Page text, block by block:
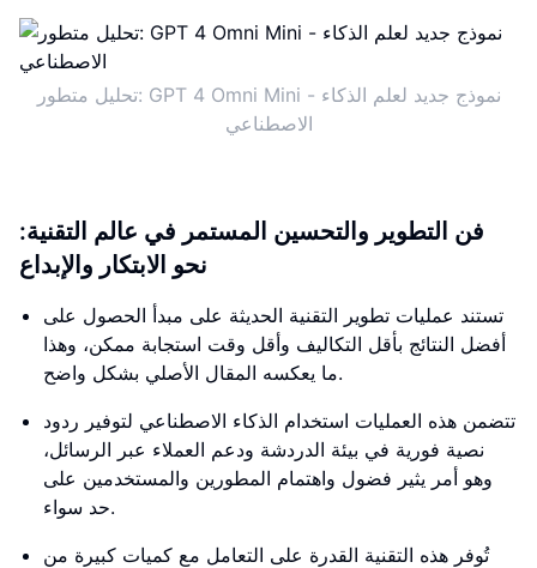
تحليل متطور: GPT 4 Omni Mini - نموذج جديد لعلم الذكاء
الاصطناعي
فن التطوير والتحسين المستمر في عالم التقنية:
نحو الابتكار والإبداع
تستند عمليات تطوير التقنية الحديثة على مبدأ الحصول على
أفضل النتائج بأقل التكاليف وأقل وقت استجابة ممكن، وهذا
ما يعكسه المقال الأصلي بشكل واضح.
تتضمن هذه العمليات استخدام الذكاء الاصطناعي لتوفير ردود
نصية فورية في بيئة الدردشة ودعم العملاء عبر الرسائل،
وهو أمر يثير فضول واهتمام المطورين والمستخدمين على
حد سواء.
تُوفر هذه التقنية القدرة على التعامل مع كميات كبيرة من